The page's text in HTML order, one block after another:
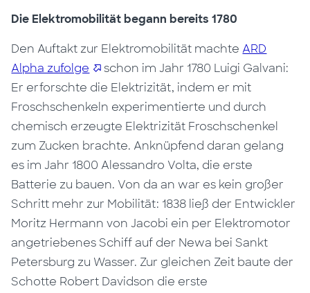
Die Elektromobilität begann bereits 1780
Den Auftakt zur Elektromobilität machte ARD
Alpha zufolge
schon im Jahr 1780 Luigi Galvani:
Er erforschte die Elektrizität, indem er mit
Froschschenkeln experimentierte und durch
chemisch erzeugte Elektrizität Froschschenkel
zum Zucken brachte. Anknüpfend daran gelang
es im Jahr 1800 Alessandro Volta, die erste
Batterie zu bauen. Von da an war es kein großer
Schritt mehr zur Mobilität: 1838 ließ der Entwickler
Moritz Hermann von Jacobi ein per Elektromotor
angetriebenes Schiff auf der Newa bei Sankt
Petersburg zu Wasser. Zur gleichen Zeit baute der
Schotte Robert Davidson die erste